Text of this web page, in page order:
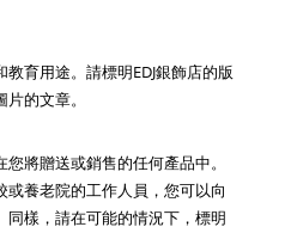
育用途。請標明EDJ銀飾店的版
的文章。
將贈送或銷售的任何產品中。
養老院的工作人員，您可以向
樣，請在可能的情況下，標明